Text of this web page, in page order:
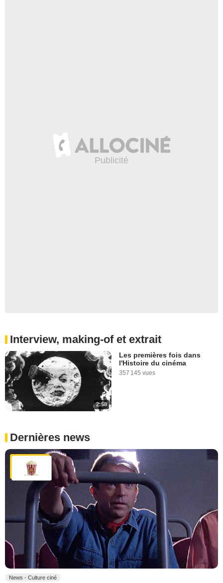
Interview, making-of et extrait
2:58
Les premières fois dans
l'Histoire du cinéma
357 145 vues
Dernières news
News - Culture ciné